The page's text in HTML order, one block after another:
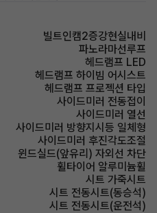
빌트인캠2증강현실내비
파노라마선루프
헤드램프 LED
헤드램프 하이빔 어시스트
헤드램프 프로젝션 타입
사이드미러 전동접이
사이드미러 열선
사이드미러 방향지시등 일체형
사이드미러 후진각도조절
윈드실드(앞유리) 자외선 차단
휠타이어 알루미늄휠
시트 가죽시트
시트 전동시트(동승석)
시트 전동시트(운전석)